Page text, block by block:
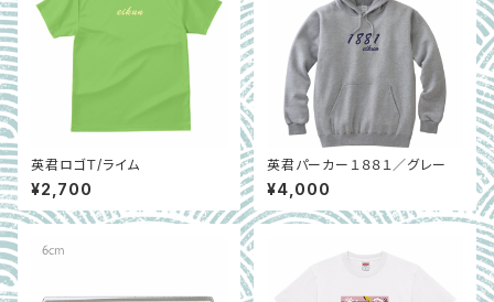
英君ロゴＴ/ライム
¥2,700
英君パーカー１８８１／グレー
¥4,000